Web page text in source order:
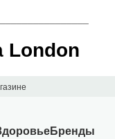
London
Бренды